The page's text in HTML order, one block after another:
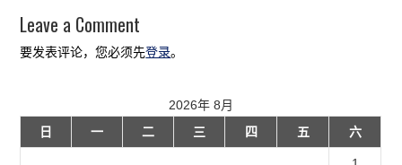
Leave a Comment
要发表评论，您必须先登录。
2026年 8月
日
一 二 三 四 五 六